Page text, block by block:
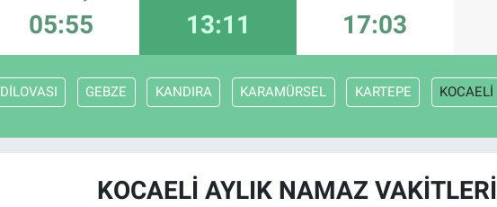
05:55 13:11 17:03
DİLOVASI GEBZE KANDIRA KARAMÜRSEL KARTEPE KOCAELİ
KOCAELİ AYLIK NAMAZ VAKITLERI